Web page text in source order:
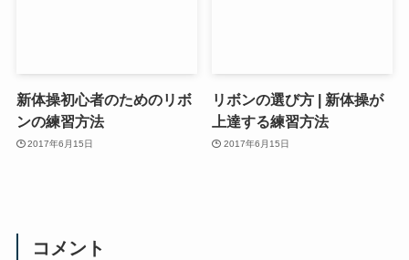
新体操初心者のためのリボ
ンの練習方法
2017年6月15日
リボンの選び方 | 新体操が
上達する練習方法
2017年6月15日
コメント